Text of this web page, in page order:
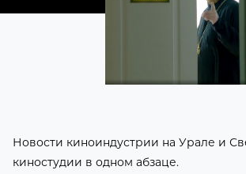
Новости киноиндустрии на Урале и
киностудии в одном абзаце.